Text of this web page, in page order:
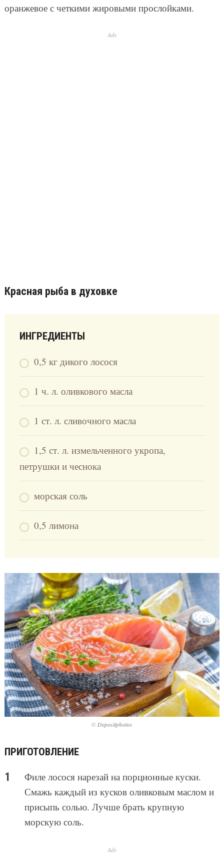
оранжевое с четкими жировыми прослойками.
Ads
Красная рыба в духовке
ИНГРЕДИЕНТЫ
0,5 кг дикого лосося
1 ч. л. оливкового масла
1 ст. л. сливочного масла
1,5 ст. л. измельченного укропа,
петрушки и чеснока
морская соль
0,5 лимона
© Depositphotos
ПРИГОТОВЛЕНИЕ
Филе лосося нарезай на порционные куски.
Смажь каждый из кусков оливковым маслом и
присыпь солью. Лучше брать крупную
морскую соль.
Ads